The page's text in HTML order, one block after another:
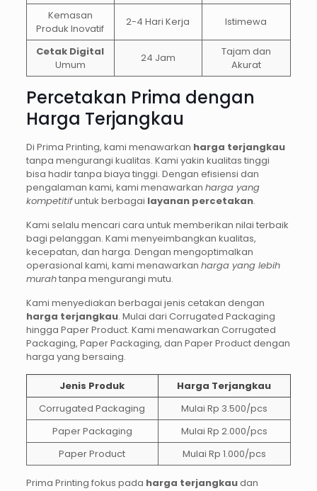
Kemasan
Produk Inovatif
2-4 Hari Kerja Istimewa
Cetak Digital
Umum
24 Jam
Tajam dan
Akurat
Percetakan Prima dengan
Harga Terjangkau
Di Prima Printing, kami menawarkan harga terjangkau
tanpa mengurangi kualitas. Kami yakin kualitas tinggi
bisa hadir tanpa biaya tinggi. Dengan efisiensi dan
pengalaman kami, kami menawarkan harga yang
kompetitifuntuk berbagai layanan percetakan.
Kami selalu mencari cara untuk memberikan nilai terbaik
bagi pelanggan. Kami menyeimbangkan kualitas,
kecepatan, dan harga. Dengan mengoptimalkan
operasional kami, kami menawarkan harga yang lebih
murahtanpa mengurangi mutu.
Kami menyediakan berbagai jenis cetakan dengan
harga terjangkau. Mulai dari Corrugated Packaging
hingga Paper Product. Kami menawarkan Corrugated
Packaging, Paper Packaging, dan Paper Product dengan
harga yang bersaing.
Jenis Produk
Harga Terjangkau
Corrugated Packaging
Mulai Rp 3.500/pcs
Paper Packaging
Mulai Rp 2.000/pcs
Paper Product
Mulai Rp 1.000/pcs
Prima Printing fokus pada harga terjangkaudan